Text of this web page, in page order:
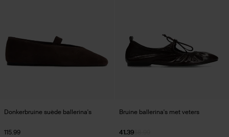
Donkerbruine suède ballerina's
115.99
Bruine ballerina's met veters
41.39